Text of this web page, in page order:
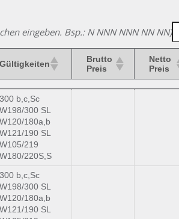
eingeben. Bsp.: N NNN NNN NN NN)
Gültigkeiten
Brutto
Preis
Netto
Preis
Gültigkeiten
300 b,c,Sc
W198/300 SL
W120/180a,b
W121/190 SL
W105/219
W180/220S,S
300 b,c,Sc
W198/300 SL
W120/180a,b
W121/190 SL